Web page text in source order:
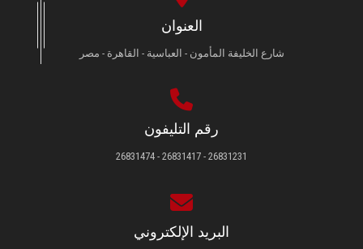
العنوان
شارع الخليفة المأمون - العباسية - القاهرة - مصر
رقم التليفون
26831231 - 26831417 - 26831474
البريد الإلكتروني